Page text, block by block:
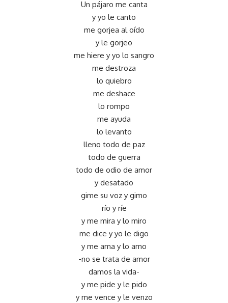
Un pájaro me canta
y yo le canto
me gorjea al oído
y le gorjeo
me hiere y yo lo sangro
me destroza
lo quiebro
me deshace
lo rompo
me ayuda
lo levanto
lleno todo de paz
todo de guerra
todo de odio de amor
y desatado
gime su voz y gimo
río y ríe
y me mira y lo miro
me dice y yo le digo
y me ama y lo amo
-no se trata de amor
damos la vida-
y me pide y le pido
y me vence y le venzo